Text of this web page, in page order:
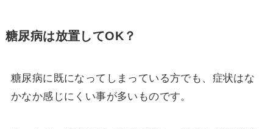
糖尿病は放置してOK？
糖尿病に既になってしまっている方でも、症状はな
かなか感じにくい事が多いものです。